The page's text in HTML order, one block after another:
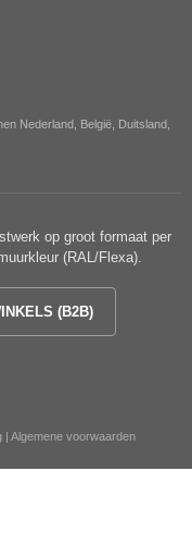
Nederland, België, Duitsland,
op groot formaat per
(RAL/Flexa).
(B2B)
| Algemene voorwaarden